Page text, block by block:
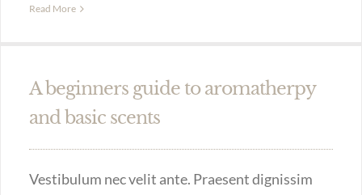
Read More
A beginners guide to aromatherpy
and basic scents
Vestibulum nec velit ante. Praesent dignissim